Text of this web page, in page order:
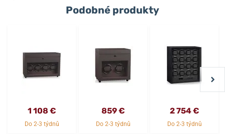
Podobné produkty
1 108 €
Do 2-3 týdnů
859 €
Do 2-3 týdnů
2 754 €
Do 2-3 týdnů